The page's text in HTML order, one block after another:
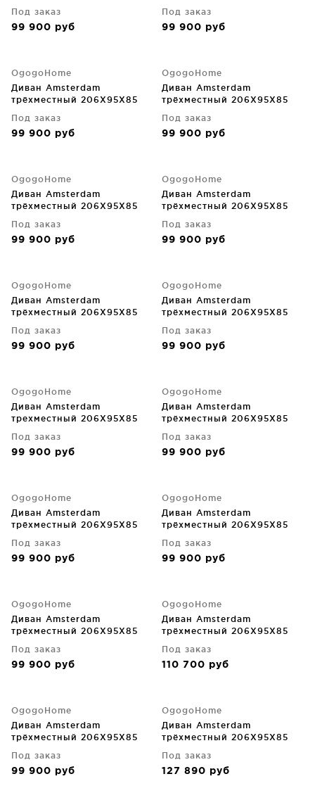
Под заказ
99 900 руб
Под заказ
99 900 руб
OgogoHome
Диван Amsterdam
трёхместный 206X95X85
Под заказ
99 900 руб
OgogoHome
Диван Amsterdam
трёхместный 206X95X85
Под заказ
99 900 руб
OgogoHome
Диван Amsterdam
трёхместный 206X95X85
Под заказ
99 900 руб
OgogoHome
Диван Amsterdam
трёхместный 206X95X85
Под заказ
99 900 руб
OgogoHome
Диван Amsterdam
трёхместный 206X95X85
Под заказ
99 900 руб
OgogoHome
Диван Amsterdam
трёхместный 206X95X85
Под заказ
99 900 руб
OgogoHome
Диван Amsterdam
трехместный 206X95X85
Под заказ
99 900 руб
OgogoHome
Диван Amsterdam
трёхместный 206X95X85
Под заказ
99 900 руб
OgogoHome
Диван Amsterdam
трёхместный 206X95X85
Под заказ
99 900 руб
OgogoHome
Диван Amsterdam
трёхместный 206X95X85
Под заказ
99 900 руб
OgogoHome
Диван Amsterdam
трёхместный 206X95X85
Под заказ
99 900 руб
OgogoHome
Диван Amsterdam
трёхместный 206X95X85
Под заказ
110 700 руб
OgogoHome
Диван Amsterdam
трёхместный 206X95X85
Под заказ
99 900 руб
OgogoHome
Диван Amsterdam
трёхместный 206X95X85
Под заказ
127 890 руб